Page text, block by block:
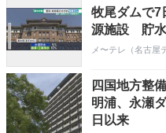
牧尾ダムで
源施設 貯水
メ〜テレ（名古屋
四国地方整
明浦、永瀬
日以来